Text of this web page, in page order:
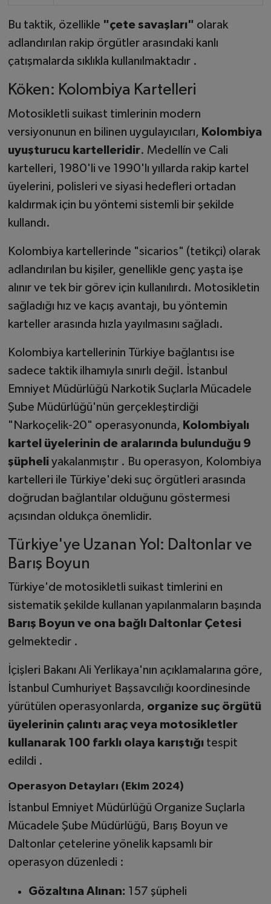
Bu taktik, özellikle "çete savaşları" olarak
adlandırılan rakip örgütler arasındaki kanlı
çatışmalarda sıklıkla kullanılmaktadır .
Köken: Kolombiya Kartelleri
Motosikletli suikast timlerinin modern
versiyonunun en bilinen uygulayıcıları, Kolombiya
uyuşturucu kartelleridir. Medellín ve Cali
kartelleri, 1980'li ve 1990'lı yıllarda rakip kartel
üyelerini, polisleri ve siyasi hedefleri ortadan
kaldırmak için bu yöntemi sistemli bir şekilde
kullandı.
Kolombiya kartellerinde "sicarios" (tetikçi) olarak
adlandırılan bu kişiler, genellikle genç yaşta işe
alınır ve tek bir görev için kullanılırdı. Motosikletin
sağladığı hız ve kaçış avantajı, bu yöntemin
karteller arasında hızla yayılmasını sağladı.
Kolombiya kartellerinin Türkiye bağlantısı ise
sadece taktik ilhamıyla sınırlı değil. İstanbul
Emniyet Müdürlüğü Narkotik Suçlarla Mücadele
Şube Müdürlüğü'nün gerçekleştirdiği
"Narkoçelik-20" operasyonunda, Kolombiyalı
kartel üyelerinin de aralarında bulunduğu 9
şüpheliyakalanmıştır . Bu operasyon, Kolombiya
kartelleri ile Türkiye'deki suç örgütleri arasında
doğrudan bağlantılar olduğunu göstermesi
açısından oldukça önemlidir.
Türkiye'ye Uzanan Yol: Daltonlar ve
Barış Boyun
Türkiye'de motosikletli suikast timlerini en
sistematik şekilde kullanan yapılanmaların başında
Barış Boyun ve ona bağlı Daltonlar Çetesi
gelmektedir .
İçişleri Bakanı Ali Yerlikaya'nın açıklamalarına göre,
İstanbul Cumhuriyet Başsavcılığı koordinesinde
yürütülen operasyonlarda, organize suç örgütü
üyelerinin çalıntı araç veya motosikletler
kullanarak 100 farklı olaya karıştığıtespit
edildi .
Operasyon Detayları (Ekim 2024)
İstanbul Emniyet Müdürlüğü Organize Suçlarla
Mücadele Şube Müdürlüğü, Barış Boyun ve
Daltonlar çetelerine yönelik kapsamlı bir
operasyon düzenledi :
Gözaltına Alınan: 157 şüpheli